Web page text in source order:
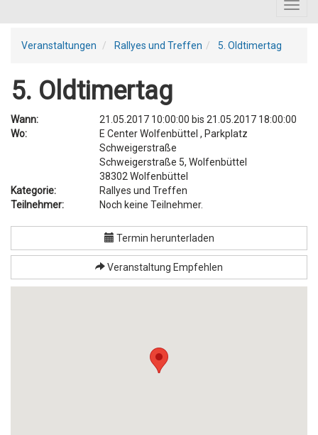
Veranstaltungen Rallyes und Treffen 5. Oldtimertag
5. Oldtimertag
Wann: 21.05.2017 10:00:00 bis21.05.2017 18:00:00
Wo:
E Center Wolfenbüttel , Parkplatz
Schweigerstraße
Schweigerstraße 5, Wolfenbüttel
38302 Wolfenbüttel
Kategorie:
Rallyes und Treffen
Teilnehmer:
Noch keine Teilnehmer.
Termin herunterladen
Veranstaltung Empfehlen